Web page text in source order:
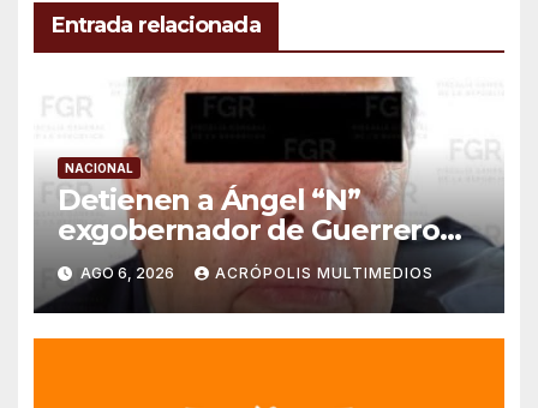
Entrada relacionada
NACIONAL
Detienen a Ángel “N”
exgobernador de Guerrero
por caso Ayotzinapa
AGO 6, 2026 ACRÓPOLIS MULTIMEDIOS